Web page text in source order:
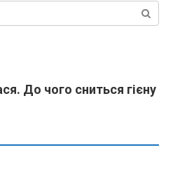
До чого сниться гієну